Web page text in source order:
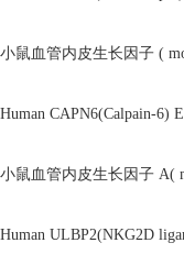
小鼠血管内皮生长因子 (
Human CAPN6(Calpain-6)
小鼠血管内皮生长因子 A(
Human ULBP2(NKG2D